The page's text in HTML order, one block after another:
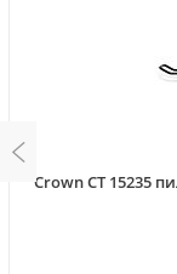
Crown CT 15235